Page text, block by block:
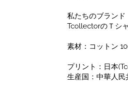
ェ
ッ
ト
私たちのブランド
TcollectorのＴシ
素材：コットン
プリント：日本
生産国：中華人民